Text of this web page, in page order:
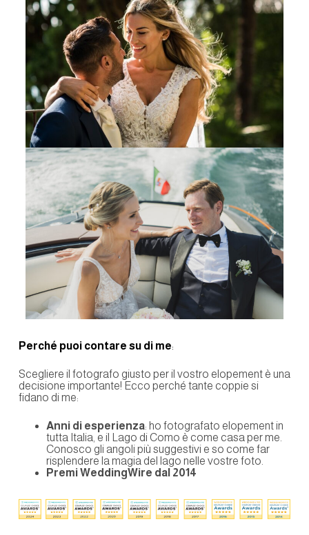
Perché puoi contare su di me:
Scegliere il fotografo giusto per il vostro elopement è una
decisione importante! Ecco perché tante coppie si
fidano di me:
Anni di esperienza: ho fotografato elopement in
tutta Italia, e il Lago di Como è come casa per me.
Conosco gli angoli più suggestivi e so come far
risplendere la magia del lago nelle vostre foto.
Premi WeddingWire dal 2014